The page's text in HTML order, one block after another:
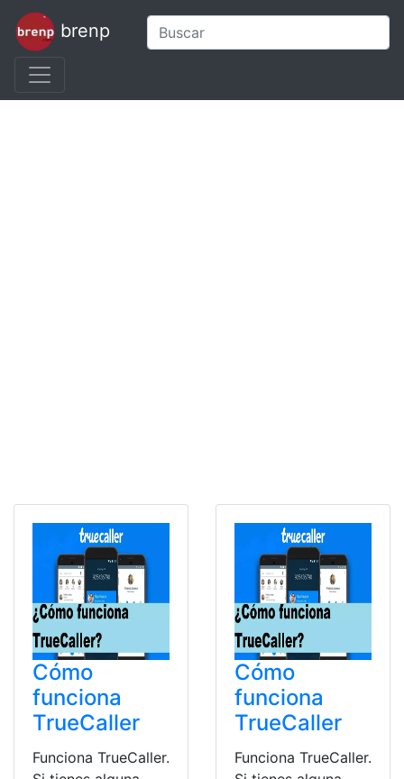
brenp
Cómo
funciona
TrueCaller
Funciona TrueCaller.
Cómo
funciona
TrueCaller
Funciona TrueCaller.